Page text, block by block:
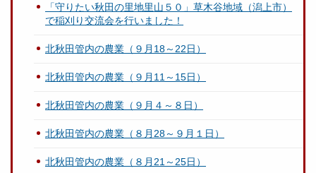
「守りたい秋田の里地里山５０」草木谷地域（潟上市）
で稲刈り交流会を行いました！
北秋田管内の農業（９月18～22日）
北秋田管内の農業（９月11～15日）
北秋田管内の農業（９月４～８日）
北秋田管内の農業（８月28～９月１日）
北秋田管内の農業（８月21～25日）